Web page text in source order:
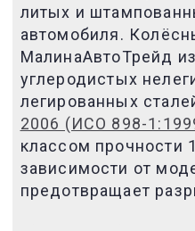
литых и
автомобиля.
МалинаАвтоТрейд
углеродистых
легированных
2006 (ИСО 898-
классом прочности
зависимости от
предотвращает